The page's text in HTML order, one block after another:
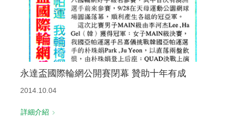
永達盃國際輪網公開賽閉幕 贊助十年有成
2014.10.04
詳細介紹